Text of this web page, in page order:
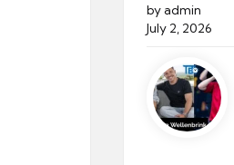
by admin
July 2, 2026